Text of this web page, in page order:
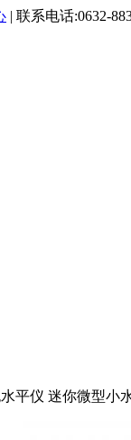
| 联系电话:0632-
平仪 迷你微型小